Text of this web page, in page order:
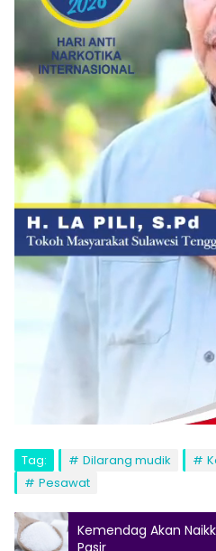
Tag: Dilarang mudik
Pesawat
Kemendag Akan